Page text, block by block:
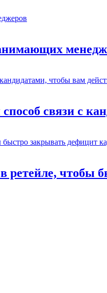
связи с
ретейле, чтобы